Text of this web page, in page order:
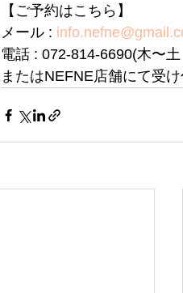
【ご予約はこちら】
メール :
電話 : 072-814-6690(木〜
またはNEFNE店舗にて受